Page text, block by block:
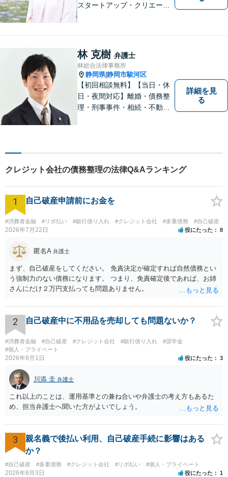
スタートアップ・クリエータ
ポート。「特許、意匠、商
標、著作権、不正競争防止法
の専門知識・経験豊富」「リ
ーガルフォースの高精度契約
書チェック」
林 克樹 弁護士
林総合法律事務所
静岡県|静岡市駿河区
【初回相談無料】【当日・休
日・夜間対応】離婚・債務整
理・刑事事件・相続・不動産
す。法人・個人事業主の事業
自信があります。
詳細を見
る
クレジット会社の債務整理の法律Q&Aランキング
1 自己破産申請前にお金を
#消費者金融 #リボ払い #銀行借り入れ #クレジット会社 #多重債務 #自己破産
2026年7月22日 役にたった 8
匿名A 弁護士
まず、自己破産をしてください。 免責決定が確定すれば自然債務とい
う強制力のない債務になります。 つまり、免責確定後であれば、お姉
さんにだけ２万円支払っても問題ありません。
2 自己破産中に不用品を売却しても問題ないか？
#消費者金融 #自己破産 #クレジット会社 #銀行借り入れ
#奨学金
#個人・プライベート
2026年8月1日 役にたった 3
川添 圭 弁護士
これ以上のことは、運用基準との兼ね合いや弁護士の考え方もあるた
め、担当弁護士へ聞いた方がよいでしょう。
3
親名義で後払い利用、自己破産手続に影響はある
か？
#自己破産 #多重債務 #クレジット会社 #リボ払い #個人・プライベート
2026年8月3日 役にたった 1